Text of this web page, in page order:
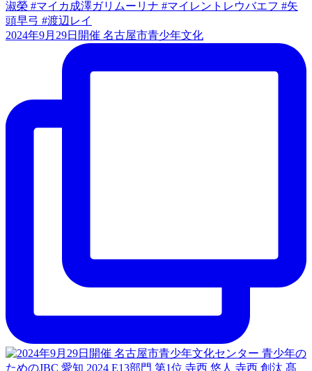
2024年9月29日開催 名古屋市青少年文化